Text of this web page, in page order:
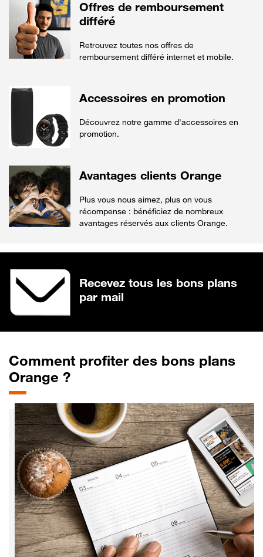
Offres de remboursement
différé
Retrouvez toutes nos offres de
remboursement différé internet et mobile.
Accessoires en promotion
Découvrez notre gamme d'accessoires en
promotion.
Avantages clients Orange
Plus vous nous aimez, plus on vous
récompense : bénéficiez de nombreux
avantages réservés aux clients Orange.
Recevez tous les bons plans
par mail
Comment profiter des bons plans
Orange ?